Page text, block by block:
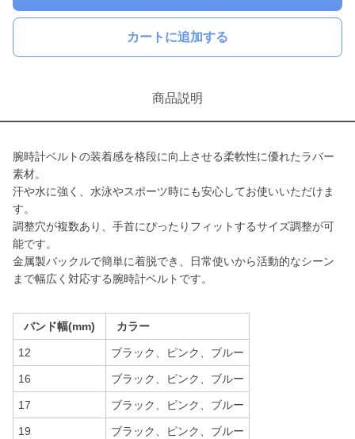
カートに追加する
商品説明
腕時計ベルトの装着感を格段に向上させる柔軟性に優れたラバー
素材。
汗や水に強く、水泳やスポーツ時にも安心してお使いいただけま
す。
調整穴が複数あり、手首にぴったりフィットするサイズ調整が可
能です。
金属製バックルで簡単に着脱でき、日常使いから活動的なシーン
まで幅広く対応する腕時計ベルトです。
バンド幅(mm) カラー
12 ブラック、ピンク、ブルー
16 ブラック、ピンク、ブルー
17 ブラック、ピンク、ブルー
19 ブラック、ピンク、ブルー